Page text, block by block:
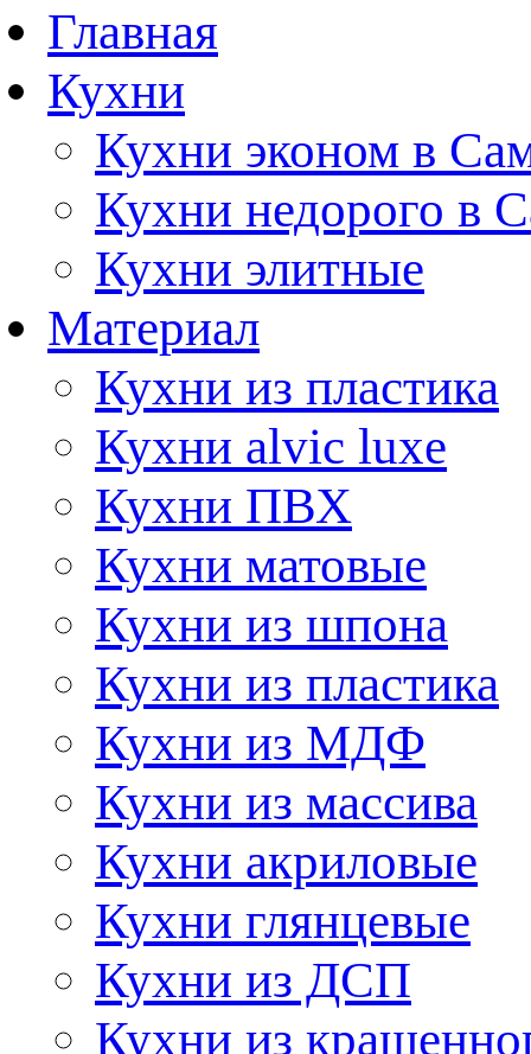
Главная
Кухни
Кухни эконом в
Кухни недорого в
Кухни элитные
Материал
Кухни из пластика
Кухни alvic luxe
Кухни ПВХ
Кухни матовые
Кухни из шпона
Кухни из пластика
Кухни из МДФ
Кухни из массива
Кухни акриловые
Кухни глянцевые
Кухни из ДСП
Кухни из